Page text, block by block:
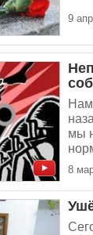
9
Нам
мы
8